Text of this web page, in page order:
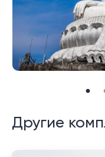
Это очень близко к
на Пхукете,
Он славится
великолепных
И Най Харн, и
бассейном и
ценовых
сравнению с
Другие